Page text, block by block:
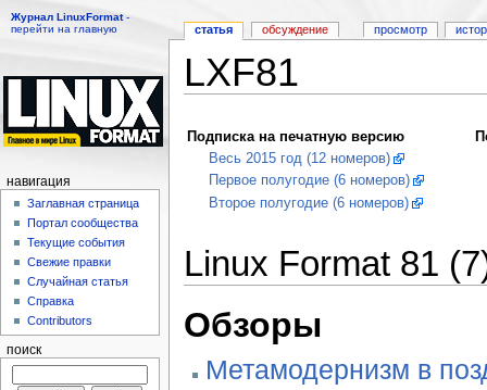
Журнал LinuxFormat-
перейти на главную
LXF81
Подписка на печатную версию
Весь 2015 год (12 номеров)
Первое полугодие (6 номеров)
Второе полугодие (6 номеров)
Linux Format 81
Обзоры
Метамодернизм в
статья обсуждение просмотр
навигация
Заглавная страница
Портал сообщества
Текущие события
Свежие правки
Случайная статья
Справка
Contributors
поиск